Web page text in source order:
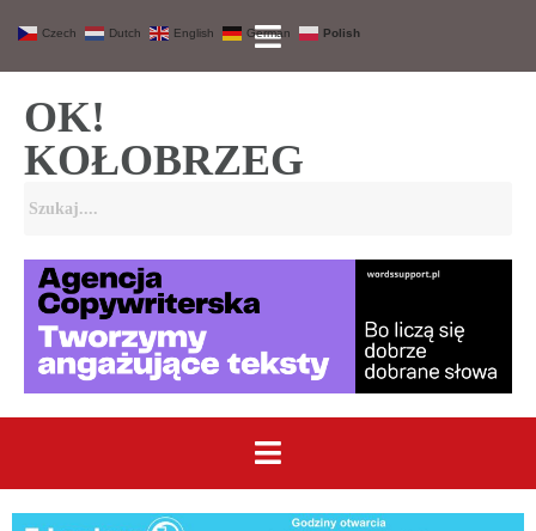
OK!
KOŁOBRZEG
Czech Dutch English German Polish